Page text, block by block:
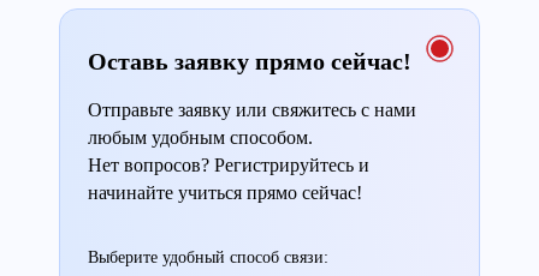
Оставь заявку прямо сейчас!
Отправьте заявку или свяжитесь с нами
любым удобным способом.
Нет вопросов? Регистрируйтесь и
начинайте учиться прямо сейчас!
Выберите удобный способ связи: